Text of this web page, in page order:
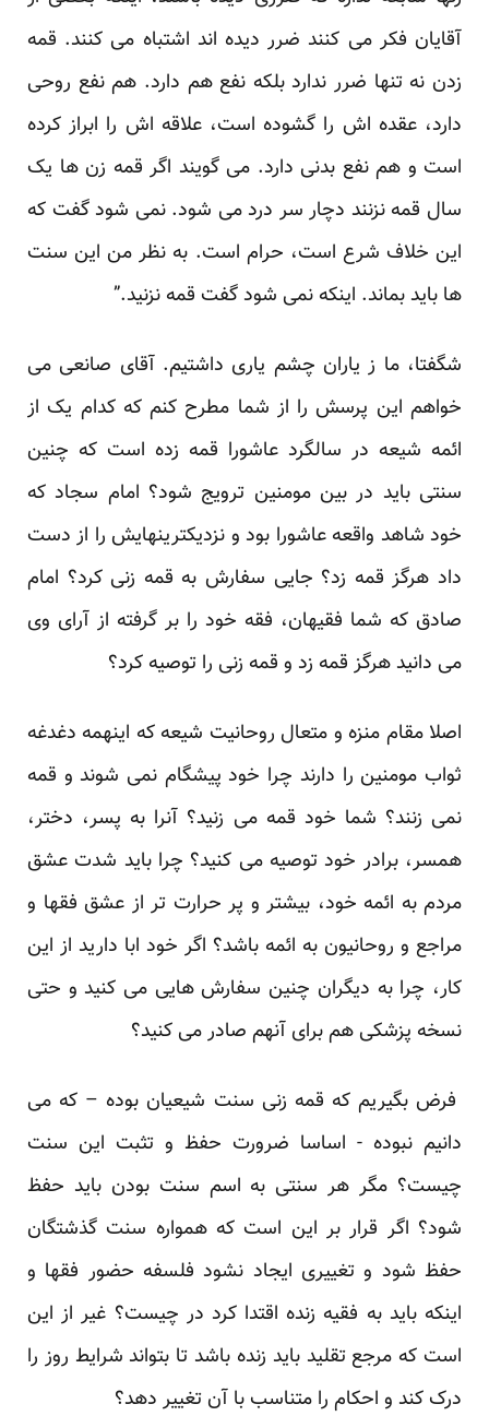
آقایان فکر می کنند ضرر دیده اند اشتباه می کنند. قمه
زدن نه تنها ضرر ندارد بلکه نفع هم دارد. هم نفع روحی
دارد، عقده اش را گشوده است، علاقه اش را ابراز کرده
است و هم نفع بدنی دارد. می گویند اگر قمه زن ها یک
سال قمه نزنند دچار سر درد می شود. نمی شود گفت که
این خلاف شرع است، حرام است. به نظر من این سنت
ها باید بماند. اینکه نمی شود گفت قمه نزنید.”
شگفتا، ما ز یاران چشم یاری داشتیم. آقای صانعی می
خواهم این پرسش را از شما مطرح کنم که کدام یک از
ائمه شیعه در سالگرد عاشورا قمه زده است که چنین
سنتی باید در بین مومنین ترویج شود؟ امام سجاد که
خود شاهد واقعه عاشورا بود و نزدیکترینهایش را از دست
داد هرگز قمه زد؟ جایی سفارش به قمه زنی کرد؟ امام
صادق که شما فقیهان، فقه خود را بر گرفته از آرای وی
می دانید هرگز قمه زد و قمه زنی را توصیه کرد؟
اصلا مقام منزه و متعال روحانیت شیعه که اینهمه دغدغه
ثواب مومنین را دارند چرا خود پیشگام نمی شوند و قمه
نمی زنند؟ شما خود قمه می زنید؟ آنرا به پسر، دختر،
همسر، برادر خود توصیه می کنید؟ چرا باید شدت عشق
مردم به ائمه خود، بیشتر و پر حرارت تر از عشق فقها و
مراجع و روحانیون به ائمه باشد؟ اگر خود ابا دارید از این
کار، چرا به دیگران چنین سفارش هایی می کنید و حتی
نسخه پزشکی هم برای آنهم صادر می کنید؟
فرض بگیریم که قمه زنی سنت شیعیان بوده – که می
دانیم نبوده - اساسا ضرورت حفظ و تثبت این سنت
چیست؟ مگر هر سنتی به اسم سنت بودن باید حفظ
شود؟ اگر قرار بر این است که همواره سنت گذشتگان
حفظ شود و تغییری ایجاد نشود فلسفه حضور فقها و
اینکه باید به فقیه زنده اقتدا کرد در چیست؟ غیر از این
است که مرجع تقلید باید زنده باشد تا بتواند شرایط روز را
درک کند و احکام را متناسب با آن تغییر دهد؟